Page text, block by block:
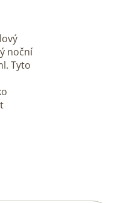
noční
Tyto